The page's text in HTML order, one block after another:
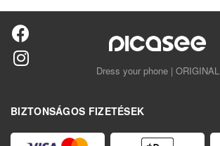
Dress your phone | ORIGINAL
BIZTONSÁGOS FIZETÉSEK